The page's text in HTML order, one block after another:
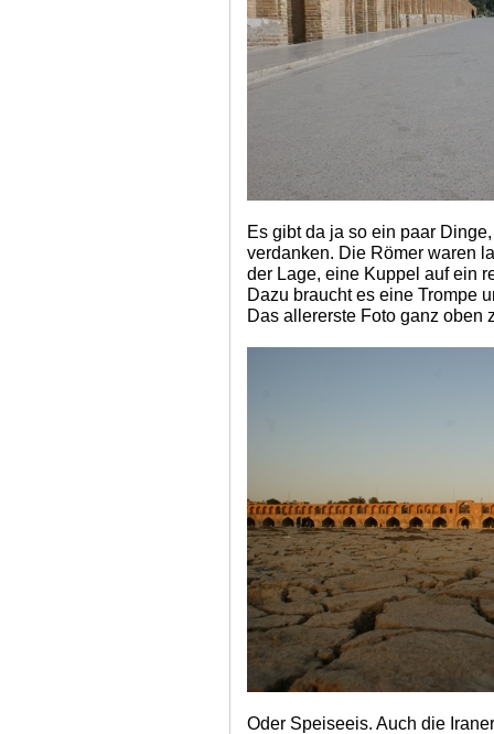
Es gibt da ja so ein paar
verdanken. Die Römer waren
der Lage, eine Kuppel auf ein
Dazu braucht es eine Trompe
Das allererste Foto ganz oben
Oder Speiseeis. Auch die